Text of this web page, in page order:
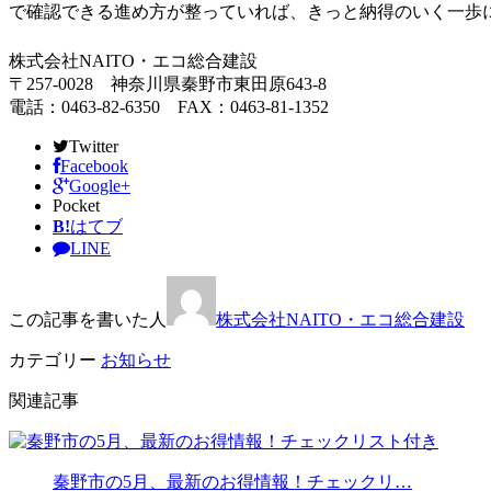
で確認できる進め方が整っていれば、きっと納得のいく一歩
株式会社NAITO・エコ総合建設
〒257-0028 神奈川県秦野市東田原643-8
電話：0463-82-6350 FAX：0463-81-1352
Twitter
Facebook
Google+
Pocket
B!はてブ
LINE
この記事を書いた人 株式会社NAITO・エコ総合建設
カテゴリー お知らせ
関連記事
秦野市の5月、最新のお得情報！チェックリ…